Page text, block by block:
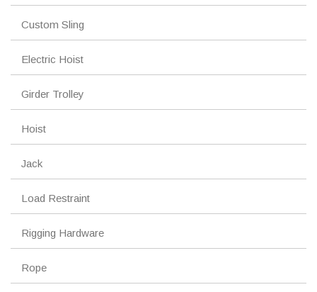
Custom Sling
Electric Hoist
Girder Trolley
Hoist
Jack
Load Restraint
Rigging Hardware
Rope